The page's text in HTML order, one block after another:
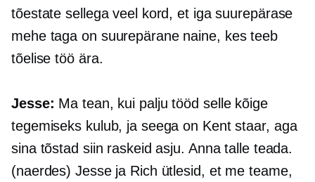
tõestate sellega veel kord, et iga suurepärase
mehe taga on suurepärane naine, kes teeb
tõelise töö ära.
Jesse: Ma tean, kui palju tööd selle kõige
tegemiseks kulub, ja seega on Kent staar, aga
sina tõstad siin raskeid asju. Anna talle teada.
(naerdes) Jesse ja Rich ütlesid, et me teame,